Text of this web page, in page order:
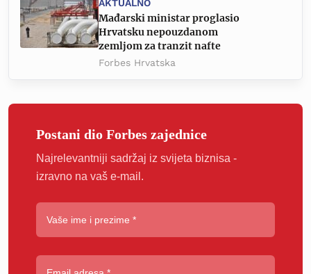
AKTUALNO
Mađarski ministar proglasio
Hrvatsku nepouzdanom
zemljom za tranzit nafte
Forbes Hrvatska
Postani dio Forbes zajednice
Najrelevantniji sadržaj iz svijeta biznisa -
izravno na vaš e-mail.